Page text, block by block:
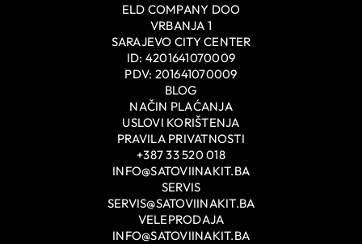
ELD COMPANY DOO
VRBANJA 1
SARAJEVO CITY CENTER
ID: 4201641070009
PDV: 201641070009
BLOG
NAČIN PLAĆANJA
USLOVI KORIŠTENJA
PRAVILA PRIVATNOSTI
+387 33 520 018
INFO@SATOVIINAKIT.BA
SERVIS
SERVIS@SATOVIINAKIT.BA
VELEPRODAJA
INFO@SATOVIINAKIT.BA